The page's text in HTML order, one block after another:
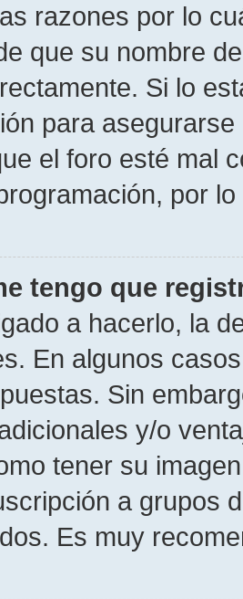
razones por lo
que su nombre
Si lo
para
el foro esté mal
por
tengo que
a hacerlo, la
En algunos
Sin
y/o
tener su
a grupos
Es muy